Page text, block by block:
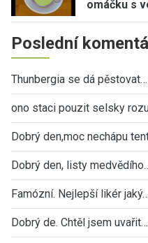
omáčku s
Poslední
Thunbergia se dá pěstovat…
ono staci pouzit selsky
Dobrý den,moc nechápu
Dobrý den, listy
Famózní. Nejlepší likér jaký…
Dobrý de. Chtěl jsem uvařit…